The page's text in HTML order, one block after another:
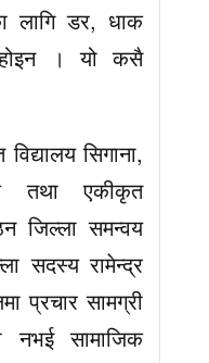
लागि डर, धाक
। यो कसै
सिगाना,
तथा एकीकृत
जिल्ला समन्वय
सदस्य रामेन्द्र
प्रचार सामग्री
नभई सामाजिक